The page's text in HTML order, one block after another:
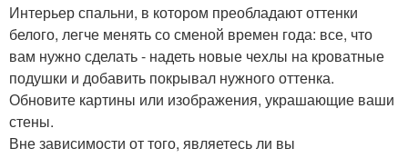
Интерьер спальни, в котором преобладают оттенки
белого, легче менять со сменой времен года: все, что
вам нужно сделать - надеть новые чехлы на кроватные
подушки и добавить покрывал нужного оттенка.
Обновите картины или изображения, украшающие ваши
стены.
Вне зависимости от того, являетесь ли вы